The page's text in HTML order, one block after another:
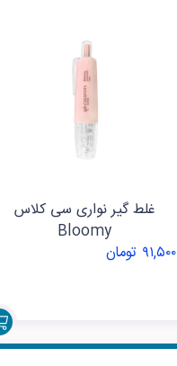
غلط گیر نواری سی کلاس
Bloomy
۹۱,۵۰۰ تومان